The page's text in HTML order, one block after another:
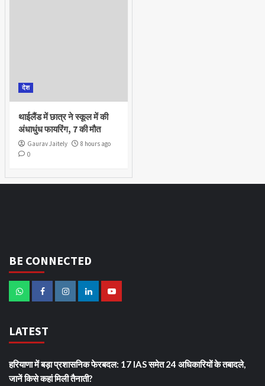
देश
थाईलैंड में छात्र ने स्कूल में की
अंधाधुंध फायरिंग, 7 की मौत
Gaurav Jaitely
8 hours ago
0
BE CONNECTED
LATEST
हरियाणा में बड़ा प्रशासनिक फेरबदल: 17 IAS समेत 24 अधिकारियों के तबादले,
जानें किसे कहां मिली तैनाती?